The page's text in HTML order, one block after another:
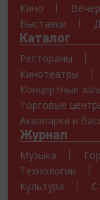
Кино
Выставки
Каталог
Рестораны
Кинотеатры
Концертные
Торговые
Аквапарки и
Журнал
Музыка
Технологии
Культура